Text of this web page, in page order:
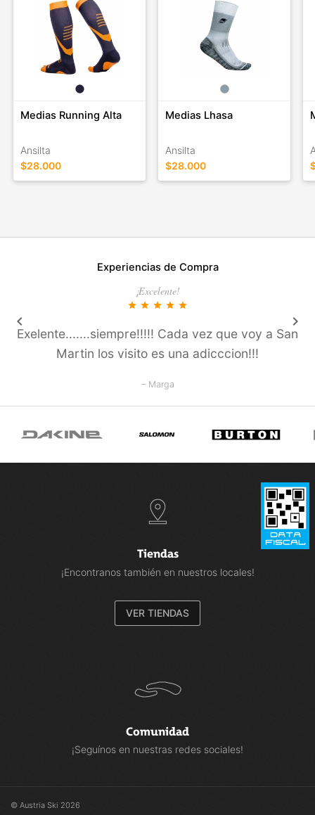
Medias Running Alta
Ansilta
$28.000
Medias Lhasa
Ansilta
$28.000
Experiencias de Compra
¡Excelente!
star star star star star
Exelente.......siempre!!!!! Cada vez que voy a San
Martin los visito es una adicccion!!!
– Marga
keyboard_arrow_left keyboard_arrow_right
Tiendas
¡Encontranos también en nuestros locales!
VER TIENDAS
Comunidad
¡Seguínos en nuestras redes sociales!
© Austria Ski 2026